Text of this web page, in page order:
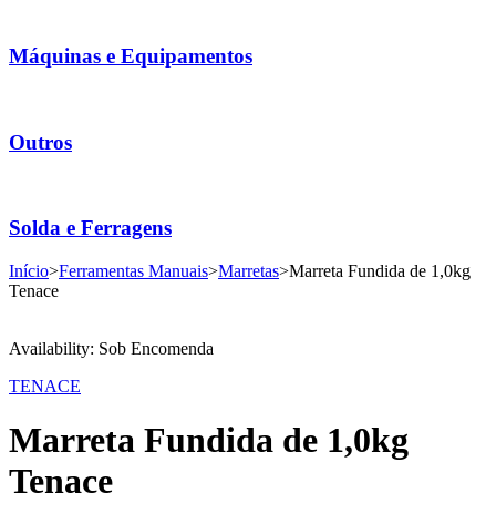
Máquinas e Equipamentos
Outros
Solda e Ferragens
Início>Ferramentas Manuais>Marretas>Marreta Fundida de 1,0kg
Tenace
Availability: Sob Encomenda
TENACE
Marreta Fundida de 1,0kg
Tenace